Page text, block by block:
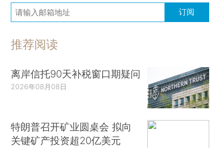
订阅
推荐阅读
离岸信托90天补税窗口期疑问
2026年08月08日
特朗普召开矿业圆桌会 拟向
关键矿产投资超20亿美元